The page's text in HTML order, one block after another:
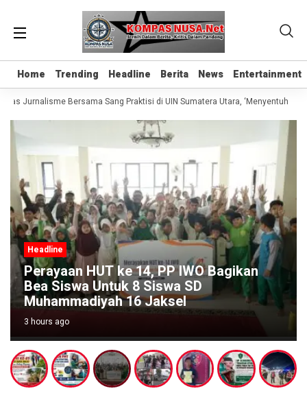
Home Trending Headline Berita News Entertainment
Home Trending Headline Berita News Entertainment
Jurnalisme Bersama Sang Praktisi di UIN Sumatera Utara, ‘Menyentuh Hati
Headline
Perayaan HUT ke 14, PP IWO Bagikan
Bea Siswa Untuk 8 Siswa SD
Muhammadiyah 16 Jaksel
3 hours ago